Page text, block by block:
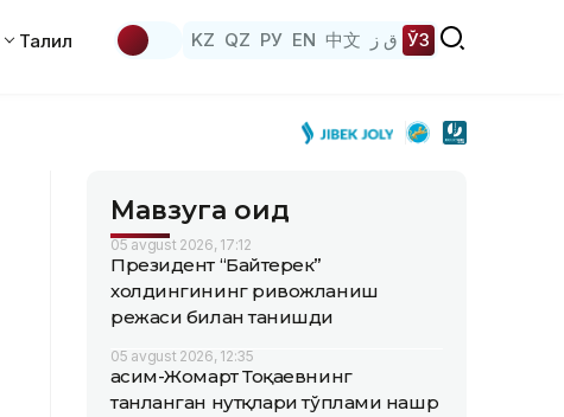
Таҳлил KZ QZ РУ EN 中文 ق ز ЎЗ
Мавзуга оид
05 avgust 2026, 17:12
Президент “Байтерек”
холдингининг ривожланиш
режаси билан танишди
05 avgust 2026, 12:35
Қасим-Жомарт Тоқаевнинг
танланган нутқлари тўплами нашр